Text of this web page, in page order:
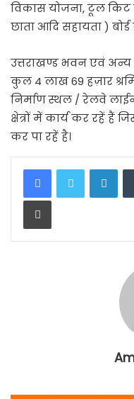
विकास योजना, टूल किट
छाता आदि सहायता ) बोर्ड
उत्तराखण्ड भवन एवं अन्य
कुल 4 लाख 69 हज़ार
निर्माण स्थल / रेलवे
क्षेत्रों में कार्य कर रहें हैं
कर पा रहें है।
Print